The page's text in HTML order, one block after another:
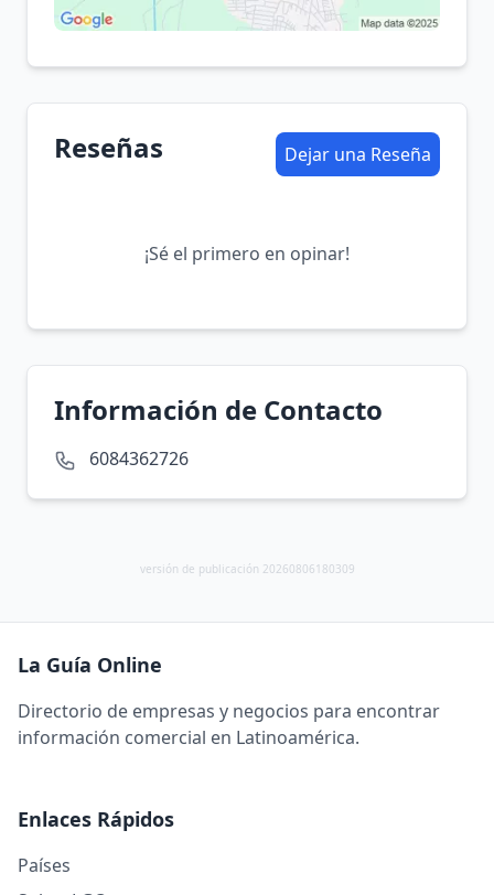
Reseñas Dejar una Reseña
¡Sé el primero en opinar!
Información de Contacto
6084362726
versión de publicación 20260806180309
La Guía Online
Directorio de empresas y negocios para encontrar
información comercial en Latinoamérica.
Enlaces Rápidos
Países